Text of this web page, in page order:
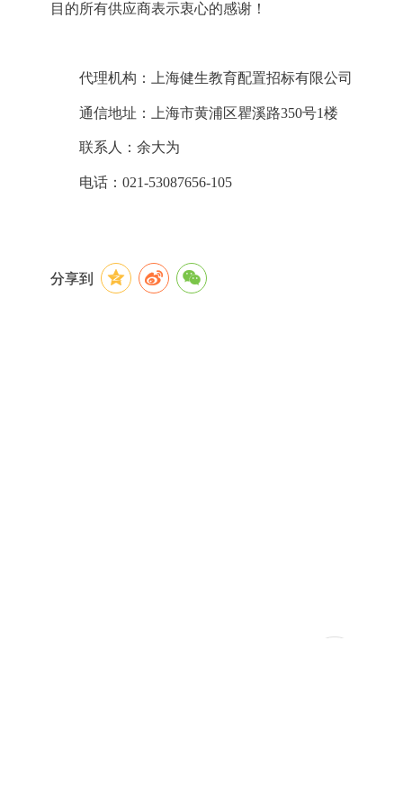
目的所有供应商表示衷心的感谢！
代理机构：上海健生教育配置招标有限公司
通信地址：上海市黄浦区瞿溪路350号1楼
联系人： 余大为
电话： 021-53087656-105
分享到